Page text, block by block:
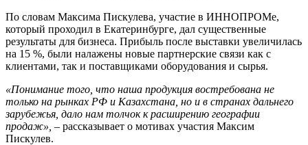
По словам Максима Пискулева, участие в ИННОПРОМе,
который проходил в Екатеринбурге, дал существенные
результаты для бизнеса. Прибыль после выставки увеличилась
на 15 %, были налажены новые партнерские связи как с
клиентами, так и поставщиками оборудования и сырья.
«Понимание того, что наша продукция востребована не
только на рынках РФ и Казахстана, но и в странах дальнего
зарубежья, дало нам толчок к расширению географии
продаж», – рассказывает о мотивах участия Максим
Пискулев.